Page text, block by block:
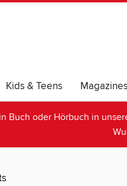
Kids & Teens Magazines
Buch oder Hörbuch in